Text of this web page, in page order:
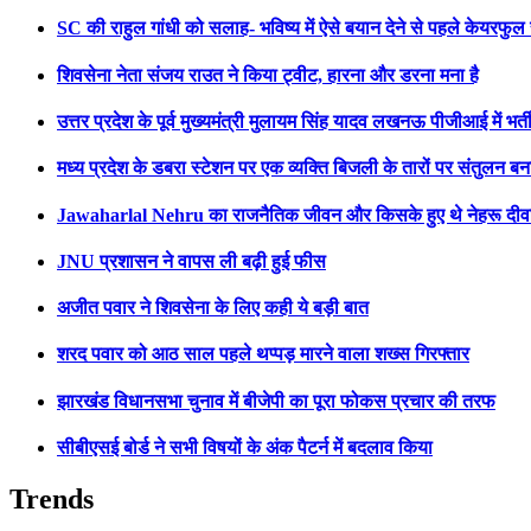
SC की राहुल गांधी को सलाह- भविष्य में ऐसे बयान देने से पहले केयरफुल
शिवसेना नेता संजय राउत ने किया ट्वीट, हारना और डरना मना है
उत्तर प्रदेश के पूर्व मुख्यमंत्री मुलायम सिंह यादव लखनऊ पीजीआई में भर्ती
मध्य प्रदेश के डबरा स्टेशन पर एक व्यक्ति बिजली के तारों पर संतुलन
Jawaharlal Nehru का राजनैतिक जीवन और किसके हुए थे नेहरू
JNU प्रशासन ने वापस ली बढ़ी हुई फीस
अजीत पवार ने शिवसेना के लिए कही ये बड़ी बात
शरद पवार को आठ साल पहले थप्पड़ मारने वाला शख्स गिरफ्तार
झारखंड विधानसभा चुनाव में बीजेपी का पूरा फोकस प्रचार की तरफ
सीबीएसई बोर्ड ने सभी विषयों के अंक पैटर्न में बदलाव किया
Trends